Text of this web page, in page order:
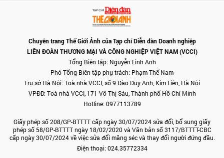
Chuyên trang Thế Giới Ảnh của Tạp chí Diễn đàn Doanh nghiệp
LIÊN ĐOÀN THƯƠNG MẠI VÀ CÔNG NGHIỆP VIỆT NAM (VCCI)
Tổng Biên tập: Nguyễn Linh Anh
Phó Tổng Biên tập phụ trách: Phạm Thế Nam
Trụ sở Hà Nội: Toà nhà VCCI, số 9 Đào Duy Anh, Kim Liên, Hà Nội
VPĐD: Toà nhà VCCI, 171 Võ Thị Sáu, Thành phố Hồ Chí Minh
Hotline: 0977113789
Giấy phép số 208/GP-BTTTT cấp ngày 30/07/2024 sửa đổi, bổ sung giấy
phép số 58/GP-BTTTT ngày 18/02/2020 và Văn bản số 3117/BTTTT-CBC
cấp ngày 30/07/2024 về việc sửa đổi măng séc và thay đổi người đứng đầu.
Điện thoại: 024.35772334